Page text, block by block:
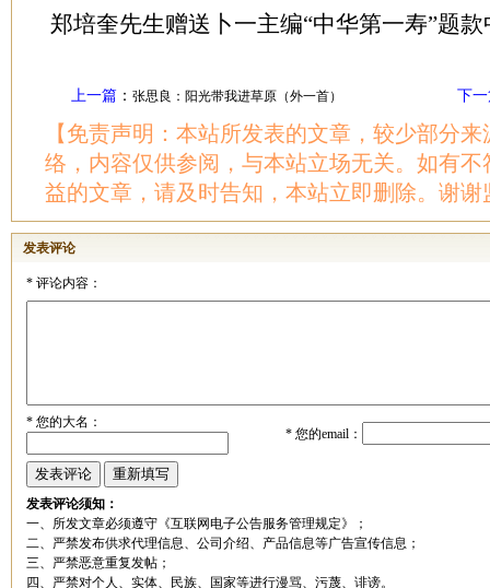
郑培奎先生赠送卜一主编“中华第一寿”题款
上一篇： 张思良：阳光带我进草原（外一首） 下
【免责声明：本站所发表的文章，较少部分
络，内容仅供参阅，与本站立场无关。如有
益的文章，请及时告知，本站立即删除。谢谢
发表评论
*评论内容：
*您的大名：
*您的email：
发表评论须知：
一、所发文章必须遵守《互联网电子公告服务管理规定》；
二、严禁发布供求代理信息、公司介绍、产品信息等广告宣传信息；
三、严禁恶意重复发帖；
四、严禁对个人、实体、民族、国家等进行漫骂、污蔑、诽谤。